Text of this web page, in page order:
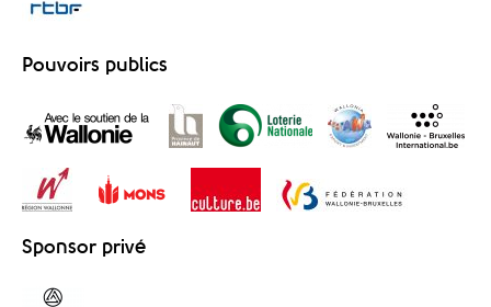
Pouvoirs publics
Sponsor privé